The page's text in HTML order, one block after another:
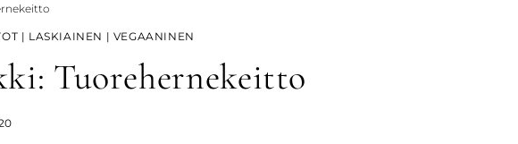
| LASKIAINEN | VEGAANINEN
Tuorehernekeitto